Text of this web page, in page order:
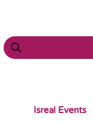
Isreal Events